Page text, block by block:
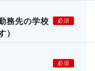
務先の学校
）
必須
必須